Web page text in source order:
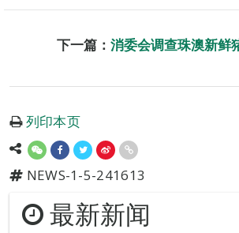
下一篇： 消委会调查珠澳新鲜
列印本页
NEWS-1-5-241613
最新新闻